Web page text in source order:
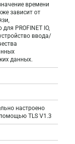
времени
зависит от
PROFINET IO,
ввода/
данных.
настроено
TLS V1.3